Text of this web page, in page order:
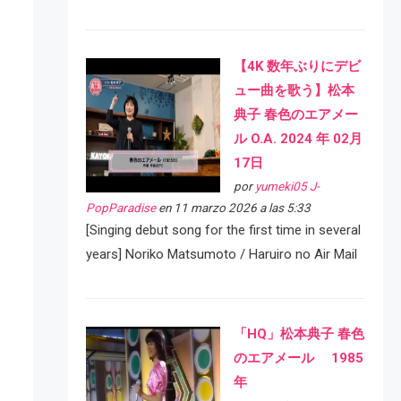
【4K 数年ぶりにデビ
ュー曲を歌う】松本
典子 春色のエアメー
ル O.A. 2024 年 02月
17日
por yumeki05 J-
PopParadiseen 11 marzo 2026 a las 5:33
[Singing debut song for the first time in several
years] Noriko Matsumoto / Haruiro no Air Mail
「HQ」松本典子 春色
のエアメール 1985
年